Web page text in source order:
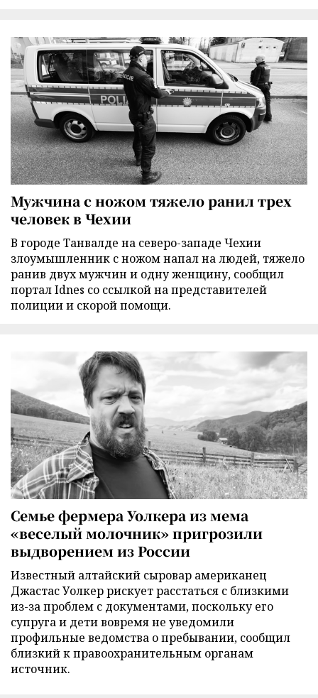
Мужчина с ножом тяжело ранил трех
человек в Чехии
В городе Танвалде на северо-западе Чехии
злоумышленник с ножом напал на людей, тяжело
ранив двух мужчин и одну женщину, сообщил
портал Idnes со ссылкой на представителей
полиции и скорой помощи.
Семье фермера Уолкера из мема
«веселый молочник» пригрозили
выдворением из России
Известный алтайский сыровар американец
Джастас Уолкер рискует расстаться с близкими
из-за проблем с документами, поскольку его
супруга и дети вовремя не уведомили
профильные ведомства о пребывании, сообщил
близкий к правоохранительным органам
источник.